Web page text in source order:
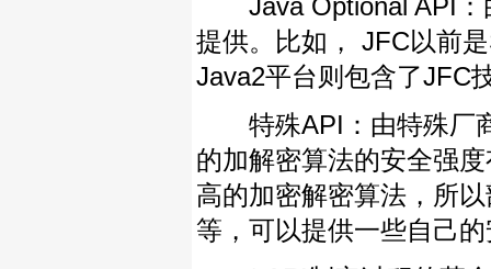
Java Optional API：
提供。比如， JFC以前
Java2平台则包含了JFC
特殊API：由特殊厂商
的加解密算法的安全强
高的加密解密算法，所
等，可以提供一些自己